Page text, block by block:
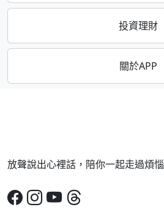
投資理財
關於APP
放聲說出心裡話，陪你一起走過煩惱